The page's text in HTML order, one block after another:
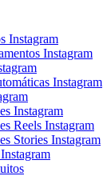
Instagram
Instagram
Instagram
Instagram
Reels Instagram
Stories Instagram